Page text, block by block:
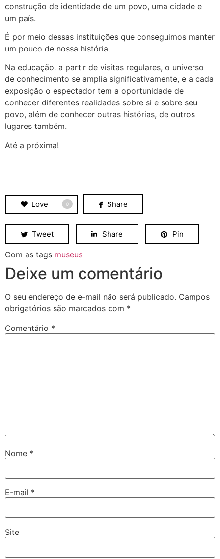
construção de identidade de um povo, uma cidade e
um país.
É por meio dessas instituições que conseguimos manter
um pouco de nossa história.
Na educação, a partir de visitas regulares, o universo
de conhecimento se amplia significativamente, e a cada
exposição o espectador tem a oportunidade de
conhecer diferentes realidades sobre si e sobre seu
povo, além de conhecer outras histórias, de outros
lugares também.
Até a próxima!
Love 0 Share
Tweet Share Pin
Com as tags museus
Deixe um comentário
O seu endereço de e-mail não será publicado. Campos
obrigatórios são marcados com *
Comentário *
Nome *
E-mail *
Site